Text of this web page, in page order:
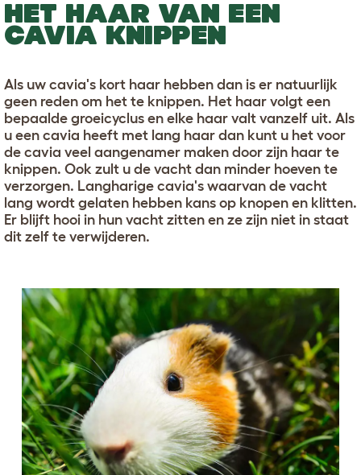
HET HAAR VAN EEN
CAVIA KNIPPEN
Als uw cavia's kort haar hebben dan is er natuurlijk
geen reden om het te knippen. Het haar volgt een
bepaalde groeicyclus en elke haar valt vanzelf uit. Als
u een cavia heeft met lang haar dan kunt u het voor
de cavia veel aangenamer maken door zijn haar te
knippen. Ook zult u de vacht dan minder hoeven te
verzorgen. Langharige cavia's waarvan de vacht
lang wordt gelaten hebben kans op knopen en klitten.
Er blijft hooi in hun vacht zitten en ze zijn niet in staat
dit zelf te verwijderen.